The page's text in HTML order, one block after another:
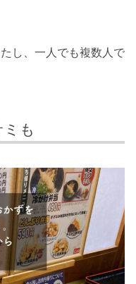
し、一人でも複数人で
も